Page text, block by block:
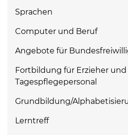
Sprachen
Computer und Beruf
Angebote für
Fortbildung für Erzieher und
Tagespflegepersonal
Grundbildung/
Lerntreff